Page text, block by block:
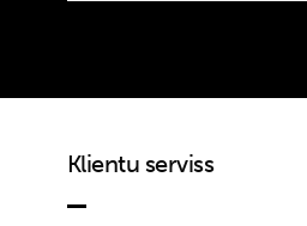
Klientu serviss